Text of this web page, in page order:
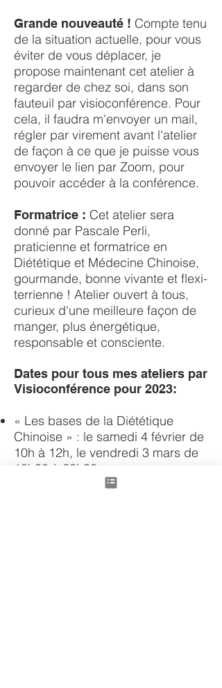
Grande nouveauté ! Compte tenu
de la situation actuelle, pour vous
éviter de vous déplacer, je
propose maintenant cet atelier à
regarder de chez soi, dans son
fauteuil par visioconférence. Pour
cela, il faudra m'envoyer un mail,
régler par virement avant l'atelier
de façon à ce que je puisse vous
envoyer le lien par Zoom, pour
pouvoir accéder à la conférence.
Formatrice : Cet atelier sera
donné par Pascale Perli,
praticienne et formatrice en
Diététique et Médecine Chinoise,
gourmande, bonne vivante et flexi-
terrienne ! Atelier ouvert à tous,
curieux d'une meilleure façon de
manger, plus énergétique,
responsable et consciente.
Dates pour tous mes ateliers par
Visioconférence pour 2023:
« Les bases de la Diététique
Chinoise » : le samedi 4 février de
10h à 12h, le vendredi 3 mars de
18h30 à 20h30
« Les 5 typologies physiques et